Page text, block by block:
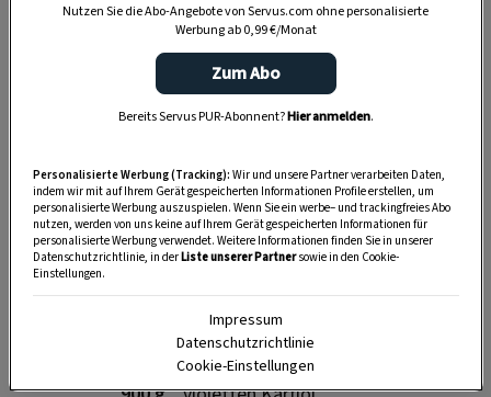
SPEICHERN DRUCKEN
Zutaten
Nutzen Sie die Abo-Angebote von Servus.com ohne personalisierte
Werbung ab 0,99 €/Monat
Zum Abo
Bereits Servus PUR-Abonnent?Hier anmelden.
Personalisierte Werbung (Tracking): Wir und unsere Partner verarbeiten Daten,
indem wir mit auf Ihrem Gerät gespeicherten Informationen Profile erstellen, um
personalisierte Werbung auszuspielen. Wenn Sie ein werbe– und trackingfreies Abo
nutzen, werden von uns keine auf Ihrem Gerät gespeicherten Informationen für
personalisierte Werbung verwendet. Weitere Informationen finden Sie in unserer
Datenschutzrichtlinie, in derListe unserer Partnersowie in den Cookie-
Einstellungen.
Impressum
Datenschutzrichtlinie
Cookie-Einstellungen